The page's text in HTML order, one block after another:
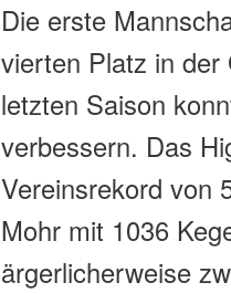
Die erste
vierten Platz in der
letzten Saison
verbessern. Das
Vereinsrekord von
Mohr mit 1036
ärgerlicherweise